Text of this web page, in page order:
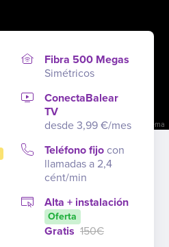
Datos del mapa Términos Notificar un problema
Fibra 500 Megas
Simétricos
ConectaBalear
TV
desde 3,99 €/mes
Teléfono fijo con
llamadas a 2,4
cént/min
Alta + instalación
Oferta
Gratis 150€